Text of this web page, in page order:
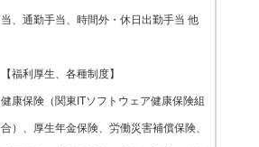
当、通勤手当、時間外・休日出勤手当 他
【福利厚生、各種制度】
健康保険（関東ITソフトウェア健康保険組
合）、厚生年金保険、労働災害補償保険、